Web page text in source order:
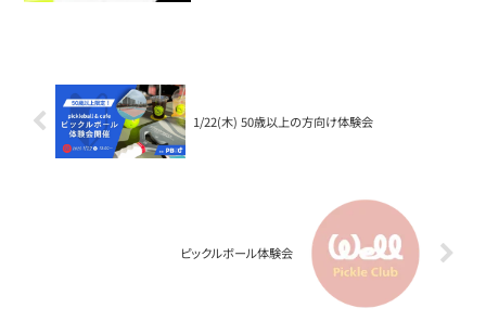
1/22(木) 50歳以上の方向け体験会
ピックルボール体験会